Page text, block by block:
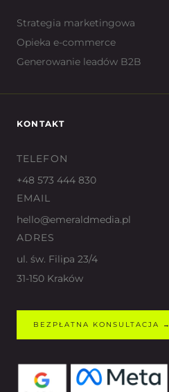
Strategia marketingowa
Opieka e-commerce
Generowanie leadów B2B
KONTAKT
TELEFON
+48 573 444 830
EMAIL
hello@emeraldmedia.pl
ADRES
ul. św. Filipa 23/4
31-150 Kraków
BEZPŁATNA KONSULTACJA →